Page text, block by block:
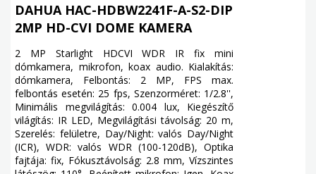
DAHUA HAC-HDBW2241F-A-S2-DIP
2MP HD-CVI DOME KAMERA
2 MP Starlight HDCVI WDR IR fix mini
dómkamera, mikrofon, koax audio. Kialakítás:
dómkamera, Felbontás: 2 MP, FPS max.
felbontás esetén: 25 fps, Szenzorméret: 1/2.8'',
Minimális megvilágítás: 0.004 lux, Kiegészítő
világítás: IR LED, Megvilágítási távolság: 20 m,
Szerelés: felületre, Day/Night: valós Day/Night
(ICR), WDR: valós WDR (100-120dB), Optika
fajtája: fix, Fókusztávolság: 2.8 mm, Vízszintes